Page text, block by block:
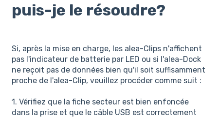
puis-je le résoudre?
Si, après la mise en charge, les alea-Clips n'affichent
pas l'indicateur de batterie par LED ou si l'alea-Dock
ne reçoit pas de données bien qu'il soit suffisamment
proche de l'alea-Clip, veuillez procéder comme suit :
1. Vérifiez que la fiche secteur est bien enfoncée
dans la prise et que le câble USB est correctement